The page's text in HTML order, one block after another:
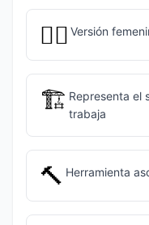
👷‍♀️ Versión
🏗️ Representa el
trabaja
🔨 Herramienta